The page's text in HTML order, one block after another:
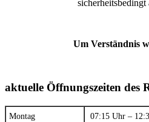
sicherheitsbedingt
Um Verständnis
aktuelle Öffnungszeiten des
Montag 07:15 Uhr –